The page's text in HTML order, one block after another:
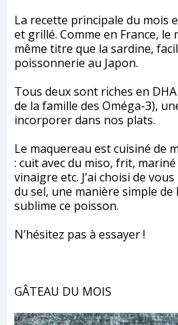
La recette principale du mois
et grillé. Comme en France, le
même titre que la sardine,
poissonnerie au Japon.
Tous deux sont riches en
de la famille des Oméga-3),
incorporer dans nos plats.
Le maquereau est cuisiné de
: cuit avec du miso, frit,
vinaigre etc. J’ai choisi de
du sel, une manière simple de
sublime ce poisson.
N’hésitez pas à essayer !
GÂTEAU DU MOIS